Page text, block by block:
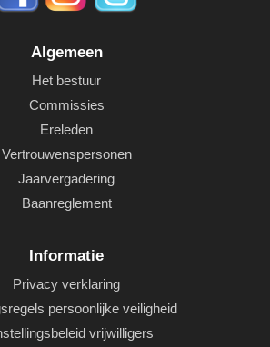
Algemeen
Het bestuur
Commissies
Ereleden
Vertrouwenspersonen
Jaarvergadering
Baanreglement
Informatie
Privacy verklaring
persoonlijke veiligheid
vrijwilligers